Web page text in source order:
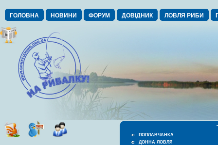
ГОЛОВНА НОВИНИ ФОРУМ ДОВІДНИК ЛОВЛЯ РИБИ
ПОПЛАВЧАНКА
ДОННА ЛОВЛЯ